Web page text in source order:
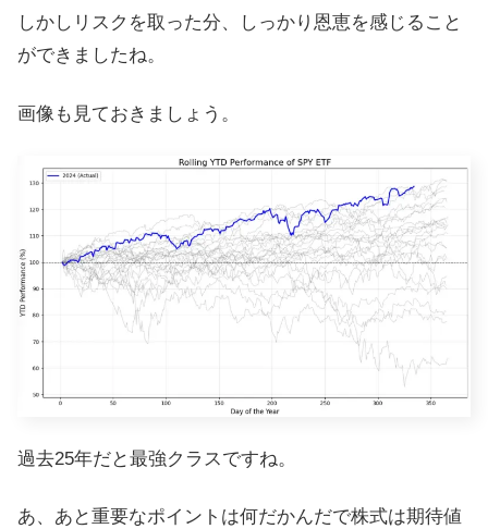
しかしリスクを取った分、しっかり恩恵を感じること
ができましたね。
画像も見ておきましょう。
過去25年だと最強クラスですね。
あ、あと重要なポイントは何だかんだで株式は期待値